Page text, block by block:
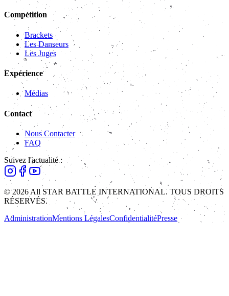
Compétition
Brackets
Les Danseurs
Les Juges
Expérience
Médias
Contact
Nous Contacter
FAQ
Suivez l'actualité :
© 2026 All STAR BATTLE INTERNATIONAL. TOUS DROITS
RÉSERVÉS.
AdministrationMentions LégalesConfidentialitéPresse